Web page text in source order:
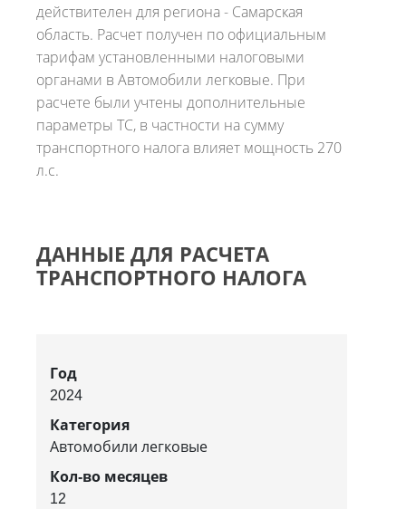
действителен для региона - Самарская
область. Расчет получен по официальным
тарифам установленными налоговыми
органами в Автомобили легковые. При
расчете были учтены дополнительные
параметры ТС, в частности на сумму
транспортного налога влияет мощность 270
л.с.
ДАННЫЕ ДЛЯ РАСЧЕТА
ТРАНСПОРТНОГО НАЛОГА
Год
2024
Категория
Автомобили легковые
Кол-во месяцев
12